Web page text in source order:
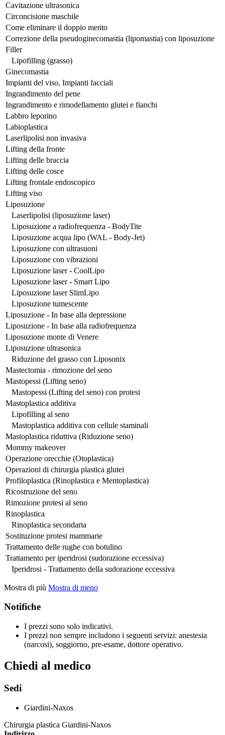
Cavitazione ultrasonica
Circoncisione maschile
Come eliminare il doppio mento
Correzione della pseudoginecomastia (lipomastia) con liposuzione
Filler
Lipofilling (grasso)
Ginecomastia
Impianti del viso, Impianti facciali
Ingrandimento del pene
Ingrandimento e rimodellamento glutei e fianchi
Labbro leporino
Labioplastica
Laserlipolisi non invasiva
Lifting della fronte
Lifting delle braccia
Lifting delle cosce
Lifting frontale endoscopico
Lifting viso
Liposuzione
Laserlipolisi (liposuzione laser)
Liposuzione a radiofrequenza - BodyTite
Liposuzione acqua lipo (WAL - Body-Jet)
Liposuzione con ultrasuoni
Liposuzione con vibrazioni
Liposuzione laser - CoolLipo
Liposuzione laser - Smart Lipo
Liposuzione laser SlimLipo
Liposuzione tumescente
Liposuzione - In base alla depressione
Liposuzione - In base alla radiofrequenza
Liposuzione monte di Venere
Liposuzione ultrasonica
Riduzione del grasso con Liposonix
Mastectomia - rimozione del seno
Mastopessi (Lifting seno)
Mastopessi (Lifting del seno) con protesi
Mastoplastica additiva
Lipofilling al seno
Mastoplastica additiva con cellule staminali
Mastoplastica riduttiva (Riduzione seno)
Mommy makeover
Operazione orecchie (Otoplastica)
Operazioni di chirurgia plastica glutei
Profiloplastica (Rinoplastica e Mentoplastica)
Ricostruzione del seno
Rimozione protesi al seno
Rinoplastica
Rinoplastica secondaria
Sostituzione protesi mammarie
Trattamento delle rughe con botulino
Trattamento per iperidrosi (sudorazione eccessiva)
Iperidrosi - Trattamento della sudorazione eccessiva
Mostra di più Mostra di meno
Notifiche
I prezzi sono solo indicativi.
I prezzi non sempre includono i seguenti servizi: anestesia
(narcosi), soggiorno, pre-esame, dottore operativo.
Chiedi al medico
Sedi
Giardini-Naxos
Chirurgia plastica Giardini-Naxos